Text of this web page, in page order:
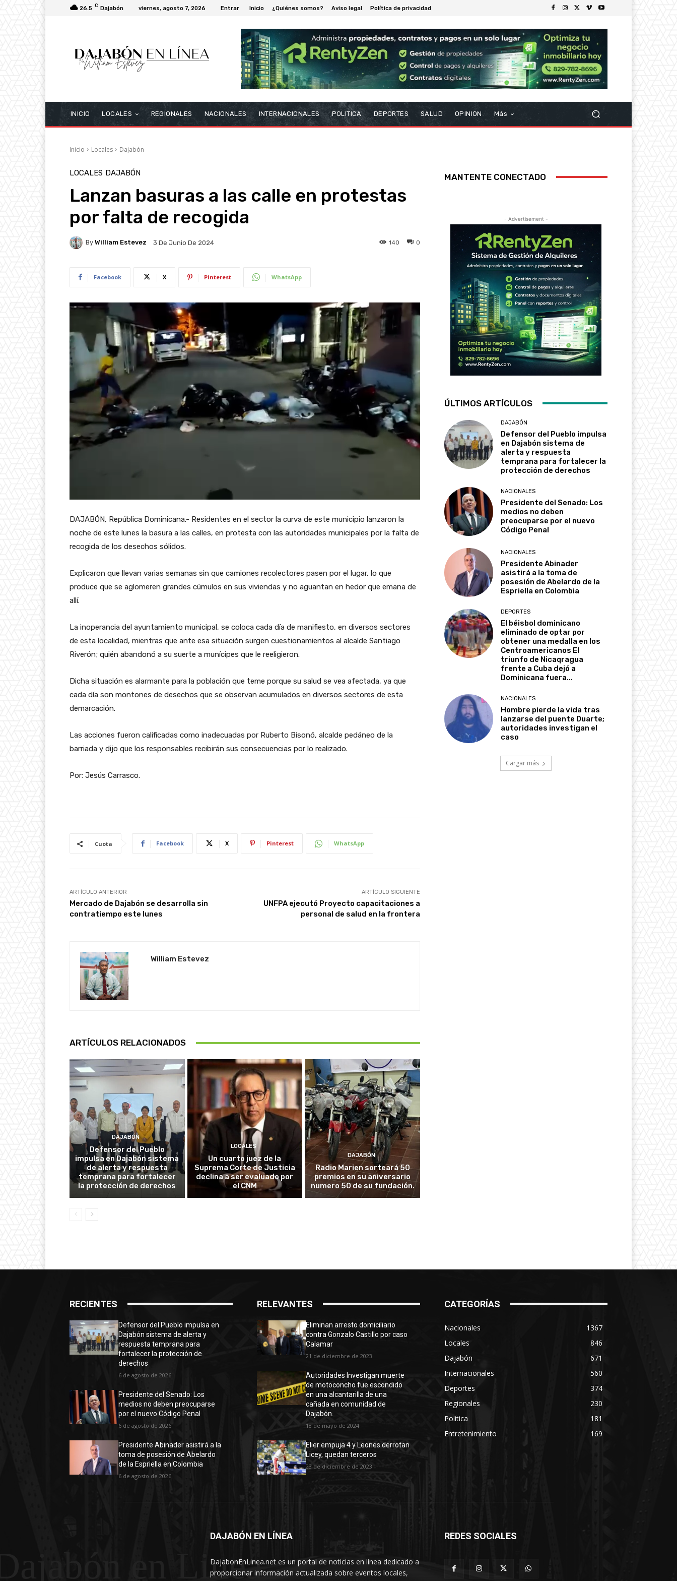
26.5 C Dajabón viernes, agosto 7, 2026 Entrar Inicio ¿Quiénes somos? Aviso legal Política de privacidad
INICIO LOCALES REGIONALES NACIONALES INTERNACIONALES POLITICA DEPORTES SALUD OPINION Más
Inicio Locales Dajabón
LOCALES DAJABÓN
Lanzan basuras a las calle en protestas
por falta de recogida
By William Estevez 3 De Junio De 2024 0
140
Facebook X Pinterest WhatsApp
DAJABÓN, República Dominicana.- Residentes en el sector la curva de este municipio lanzaron la
noche de este lunes la basura a las calles, en protesta con las autoridades municipales por la falta de
recogida de los desechos sólidos.
Explicaron que llevan varias semanas sin que camiones recolectores pasen por el lugar, lo que
produce que se aglomeren grandes cúmulos en sus viviendas y no aguantan en hedor que emana de
allí.
La inoperancia del ayuntamiento municipal, se coloca cada día de manifiesto, en diversos sectores
de esta localidad, mientras que ante esa situación surgen cuestionamientos al alcalde Santiago
Riverón; quién abandonó a su suerte a munícipes que le reeligieron.
Dicha situación es alarmante para la población que teme porque su salud se vea afectada, ya que
cada día son montones de desechos que se observan acumulados en diversos sectores de esta
demarcación.
Las acciones fueron calificadas como inadecuadas por Ruberto Bisonó, alcalde pedáneo de la
barriada y dijo que los responsables recibirán sus consecuencias por lo realizado.
Por: Jesús Carrasco.
Cuota Facebook X Pinterest WhatsApp
ARTÍCULO ANTERIOR
Mercado de Dajabón se desarrolla sin
contratiempo este lunes
ARTÍCULO SIGUIENTE
UNFPA ejecutó Proyecto capacitaciones a
personal de salud en la frontera
William Estevez
ARTÍCULOS RELACIONADOS
DAJABÓN
Defensor del Pueblo
impulsa en Dajabón sistema
de alerta y respuesta
temprana para fortalecer
la protección de derechos
LOCALES
Un cuarto juez de la
Suprema Corte de Justicia
declina a ser evaluado por
el CNM
DAJABÓN
Radio Marien sorteará 50
premios en su aniversario
numero 50 de su fundación.
MANTENTE CONECTADO
- Advertisement -
ÚLTIMOS ARTÍCULOS
DAJABÓN
Defensor del Pueblo impulsa
en Dajabón sistema de
alerta y respuesta
temprana para fortalecer la
protección de derechos
NACIONALES
Presidente del Senado: Los
medios no deben
preocuparse por el nuevo
Código Penal
NACIONALES
Presidente Abinader
asistirá a la toma de
posesión de Abelardo de la
Espriella en Colombia
DEPORTES
El béisbol dominicano
eliminado de optar por
obtener una medalla en los
Centroamericanos El
triunfo de Nicaqragua
frente a Cuba dejó a
Dominicana fuera...
NACIONALES
Hombre pierde la vida tras
lanzarse del puente Duarte;
autoridades investigan el
caso
Cargar más
RECIENTES
Defensor del Pueblo impulsa en
Dajabón sistema de alerta y
respuesta temprana para
fortalecer la protección de
derechos
6 de agosto de 2026
Presidente del Senado: Los
medios no deben preocuparse
por el nuevo Código Penal
6 de agosto de 2026
Presidente Abinader asistirá a la
toma de posesión de Abelardo
de la Espriella en Colombia
6 de agosto de 2026
RELEVANTES
Eliminan arresto domiciliario
contra Gonzalo Castillo por caso
Calamar
21 de diciembre de 2023
Autoridades Investigan muerte
de motoconcho fue escondido
en una alcantarilla de una
cañada en comunidad de
Dajabón.
18 de mayo de 2024
Elier empuja 4 y Leones derrotan
Licey, quedan terceros
23 de diciembre de 2023
CATEGORÍAS
Nacionales
1367
Locales
846
Dajabón
671
Internacionales
560
Deportes
374
Regionales
230
Política
181
Entretenimiento
169
en Linea
DAJABÓN EN LÍNEA
DajabonEnLinea.net es un portal de noticias en línea dedicado a
proporcionar información actualizada sobre eventos locales,
REDES SOCIALES